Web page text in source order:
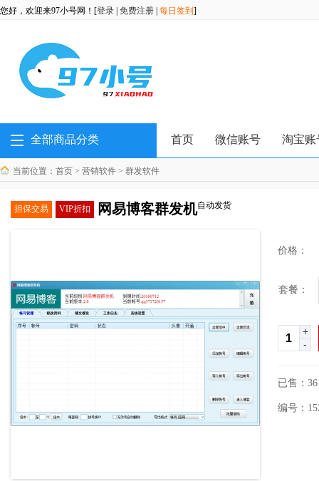
您好，欢迎来97小号网！[登录 免费注册 每日签到 ]
全部商品分类 首页 微信账号 淘宝账
当前位置： 首页 > 营销软件 > 群发软件
担保交易 自动发货
VIP折扣 网易博客群发机
价格：
套餐：
+
-
已售：36
编号：